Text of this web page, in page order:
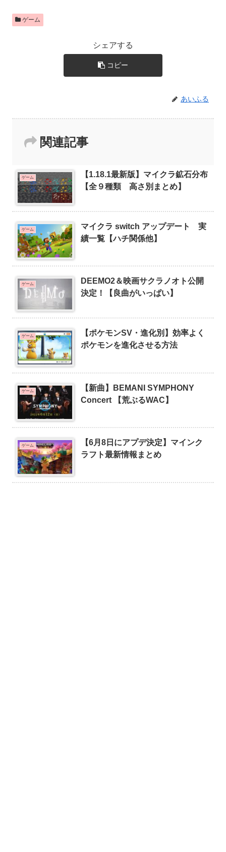
ゲーム
シェアする
コピー
あいふる
関連記事
ゲーム
【1.18.1最新版】マイクラ鉱石分布
【全９種類 高さ別まとめ】
ゲーム
マイクラ switch アップデート 実
績一覧【ハチ関係他】
ゲーム
DEEMO2＆映画サクラノオト公開
決定！【良曲がいっぱい】
ゲーム
【ポケモンSV・進化別】効率よく
ポケモンを進化させる方法
ゲーム
【新曲】BEMANI SYMPHONY
Concert 【荒ぶるWAC】
ゲーム
【6月8日にアプデ決定】マインク
ラフト最新情報まとめ